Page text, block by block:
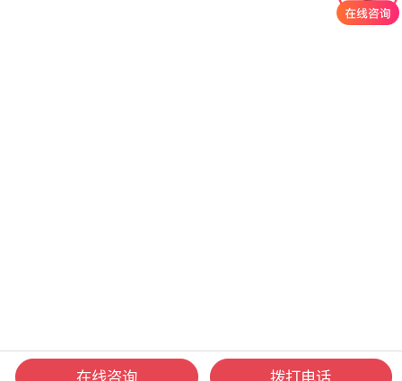
在线咨询 拨打电话